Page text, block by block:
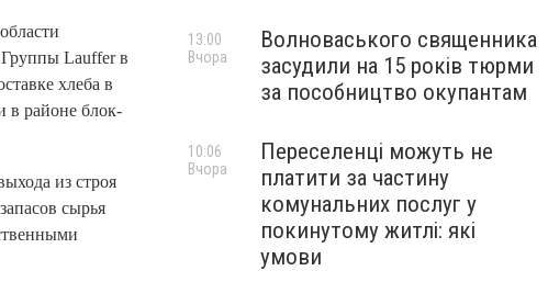
Группы Lauffer в
хлеба в
в районе блок-
из строя
сырья
Волноваського священника
засудили на 15 років тюрми
за пособництво окупантам
13:00
Вчора
Переселенці можуть не
платити за частину
комунальних послуг у
покинутому житлі: які
умови
10:06
Вчора